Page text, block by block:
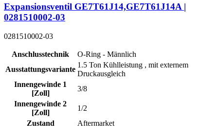
Expansionsventil GE7T61J14,GE7T61J14A |
0281510002-03
0281510002-03
Anschlusstechnik
O-Ring - Männlich
Ausstattungsvariante
1.5 Ton Kühlleistung , mit externem
Druckausgleich
Innengewinde 1
[Zoll]
3/8
Innengewinde 2
[Zoll]
1/2
Zustand
Aftermarket